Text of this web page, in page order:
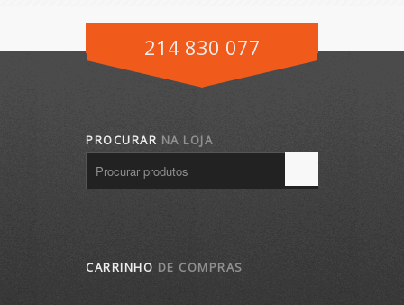
214 830 077
PROCURAR NA LOJA
CARRINHO DE COMPRAS